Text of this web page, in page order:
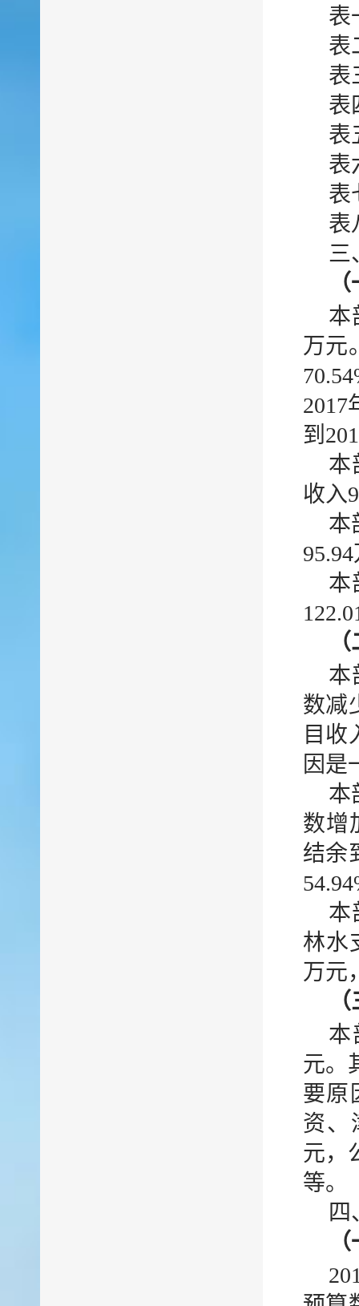
表
表
表
表
表
表
表
表
三
本
万元
2017
到
本
收入
本
本
本
数减
目收
因是
本
数增
结余
本
林水
万元
本
元。
要原
资、
元，
等。
四